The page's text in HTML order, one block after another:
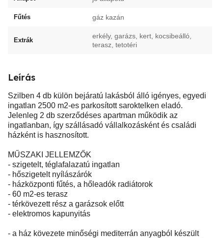
Fűtés gáz kazán
Extrák
erkély, garázs, kert, kocsibeálló,
terasz, tetotéri
Leírás
Szilben 4 db külön bejáratú lakásból álló igényes, egyedi
ingatlan 2500 m2-es parkosított saroktelken eladó.
Jelenleg 2 db szerződéses apartman működik az
ingatlanban, így szállásadó vállalkozásként és családi
házként is hasznosított.
MŰSZAKI JELLEMZŐK
- szigetelt, téglafalazatú ingatlan
- hőszigetelt nyílászárók
- házközponti fűtés, a hőleadók radiátorok
- 60 m2-es terasz
- térkövezett rész a garázsok előtt
- elektromos kapunyitás
- a ház kövezete minőségi mediterrán anyagból készült